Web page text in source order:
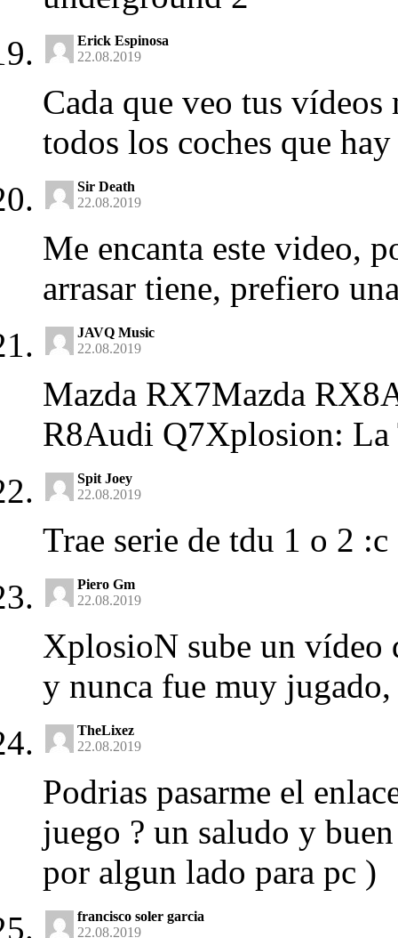
Erick Espinosa
22.08.2019
Cada que veo tus vídeos
todos los coches que
Sir Death
22.08.2019
Me encanta este video,
arrasar tiene, prefiero
JAVQ Music
22.08.2019
Mazda RX7Mazda
R8Audi Q7Xplosion: La
Spit Joey
22.08.2019
Trae serie de tdu 1 o 2 :c
Piero Gm
22.08.2019
XplosioN sube un vídeo
y nunca fue muy
TheLixez
22.08.2019
Podrias pasarme el
juego ? un saludo y
por algun lado para pc )
francisco soler garcia
22.08.2019